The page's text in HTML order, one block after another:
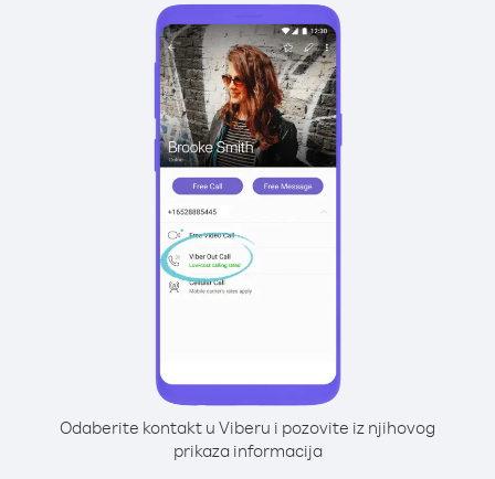
Odaberite kontakt u Viberu i pozovite iz njihovog
prikaza informacija